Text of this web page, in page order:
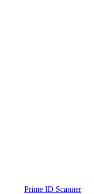
Prime ID Scanner